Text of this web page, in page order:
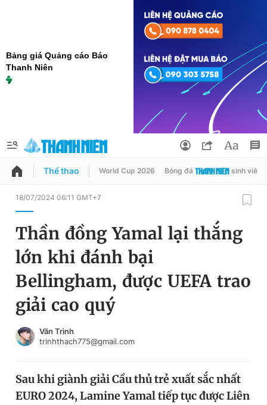
Bảng giá Quảng cáo Báo
Thanh Niên
QUẢNG CÁO ĐẶT BÁO
Chuyên mục
Chuyên mục khác
Chào ngày mới
Tin thị trường Tin 360
Video Magazine
Đổi mật khẩu
Tin đã lưu
Tin đã xem
Đăng xuất
Thể thao World Cup 2026 Bóng đá sinh viên
18/07/2024 06:11 GMT+7
Thần đồng Yamal lại thắng
lớn khi đánh bại
Bellingham, được UEFA trao
giải cao quý
Văn Trình
trinhthach775@gmail.com
Sau khi giành giải Cầu thủ trẻ xuất sắc nhất
EURO 2024, Lamine Yamal tiếp tục được Liên